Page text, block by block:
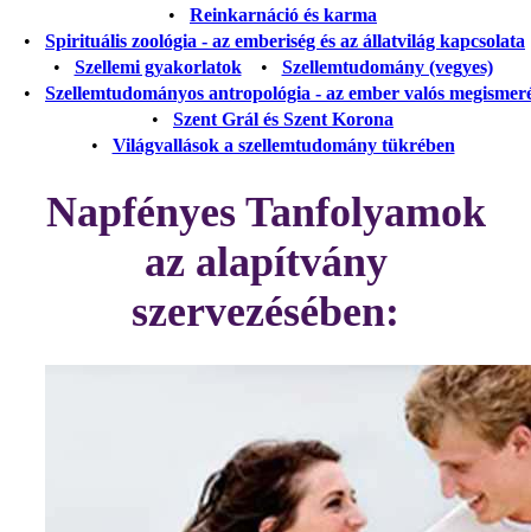
• Reinkarnáció és karma
• Spirituális zoológia - az emberiség és az állatvilág kapcsolata
• Szellemi gyakorlatok• Szellemtudomány (vegyes)
• Szellemtudományos antropológia - az ember valós
• Szent Grál és Szent Korona
• Világvallások a szellemtudomány tükrében
Napfényes Tanfolyamok
az alapítvány
szervezésében: